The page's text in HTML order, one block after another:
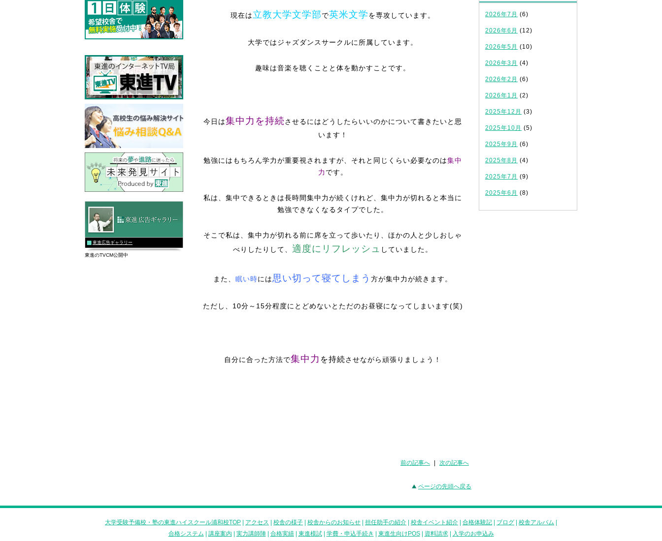
現在は立教大学文学部で英米文学を専攻しています。
大学ではジャズダンスサークルに所属しています。
趣味は音楽を聴くことと体を動かすことです。
今日は集中力を持続させるにはどうしたらいいのかについて書きたいと思
います！
勉強にはもちろん学力が重要視されますが、それと同じくらい必要なのは集中
力 です。
私は、集中できるときは長時間集中力が続くけれど、集中力が切れると本当に
勉強できなくなるタイプでした。
そこで私は、集中力が切れる前に席を立って歩いたり、ほかの人と少しおしゃ
べりしたりして、 適度にリフレッシュ していました。
また、 眠い時には思い切って寝てしまう 方が集中力が続きます。
ただし、10分～15分程度にとどめないとただのお昼寝になってしまいます(笑)
自分に合った方法で集中力 を持続させながら頑張りましょう！
前の記事へ 次の記事へ
ページの先頭へ戻る
2026年7月 (6)
2026年6月 (12)
2026年5月 (10)
2026年3月 (4)
2026年2月 (6)
2026年1月 (2)
2025年12月 (3)
2025年10月 (5)
2025年9月 (6)
2025年8月 (4)
2025年7月 (9)
2025年6月 (8)
東進広告ギャラリー
東進のTVCM公開中
大学受験予備校・塾の東進ハイスクール浦和校TOP アクセス 校舎の様子 校舎からのお知らせ 担任助手の紹介 校舎イベント紹介 合格体験記 ブログ 校舎アルバム
合格システム
講座案内 実力講師陣| 合格実績| 東進模試| 学費・申込手続き 東進生向けPOS| 資料請求|
入学のお申込み